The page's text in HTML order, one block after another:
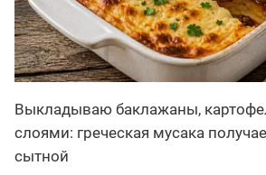
Выкладываю баклажаны,
слоями: греческая мусака
сытной